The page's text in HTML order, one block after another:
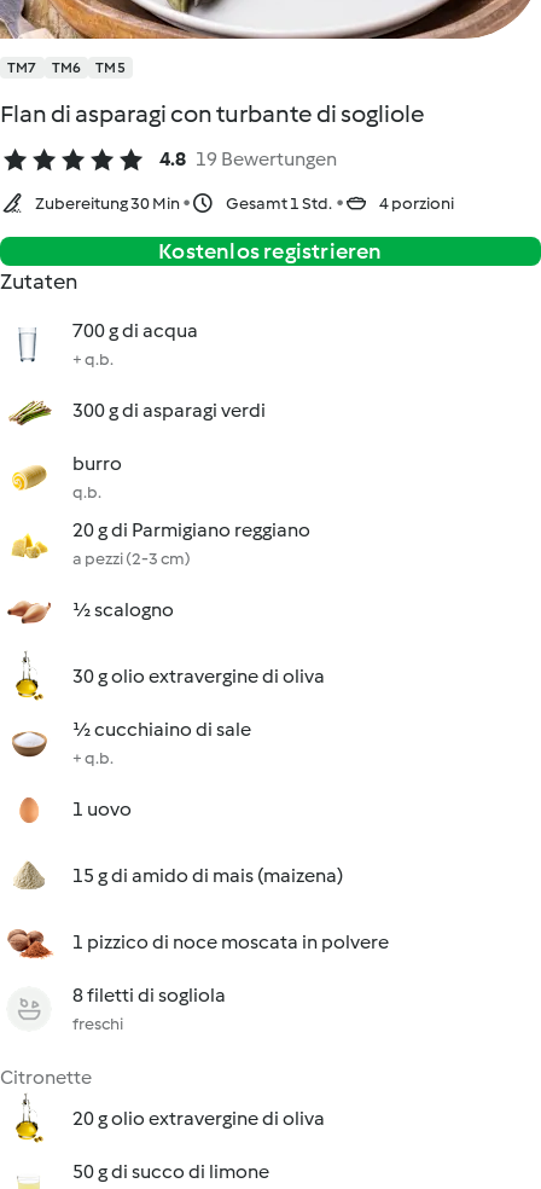
TM7 TM6 TM5
Flan di asparagi con turbante di sogliole
4.8 19 Bewertungen
Zubereitung 30 Min Gesamt 1 Std. 4 porzioni
Kostenlos registrieren
Zutaten
700 g di acqua
+ q.b.
300 g di asparagi verdi
burro
q.b.
20 g di Parmigiano reggiano
a pezzi (2-3 cm)
½ scalogno
30 g olio extravergine di oliva
½ cucchiaino di sale
+ q.b.
1 uovo
15 g di amido di mais (maizena)
1 pizzico di noce moscata in polvere
8 filetti di sogliola
freschi
Citronette
20 g olio extravergine di oliva
50 g di succo di limone